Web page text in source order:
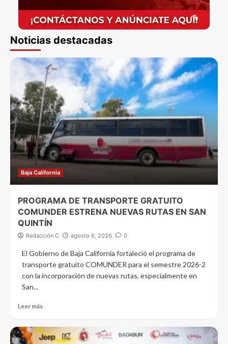
Noticias destacadas
Baja California
PROGRAMA DE TRANSPORTE GRATUITO
COMUNDER ESTRENA NUEVAS RUTAS EN SAN
QUINTÍN
Redacción C agosto 6, 2026 0
El Gobierno de Baja California fortaleció el programa de
transporte gratuito COMUNDER para el semestre 2026-2
con la incorporación de nuevas rutas, especialmente en
San...
Leer más